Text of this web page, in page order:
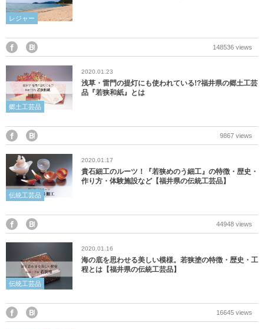
レジャー
148536 views
郷土工芸品
2020.01.23
浅草・雷門の提灯にも使われている!?福井県の郷土工芸
品『若狭和紙』とは
9867 views
伝統工芸品
2020.01.17
貴石細工のルーツ！『若狭めのう細工』の特徴・歴史・
作り方・体験施設など【福井県の伝統工芸品】
44948 views
伝統工芸品
2020.01.16
海の底を思わせる美しい模様。若狭塗の特徴・歴史・工
程とは【福井県の伝統工芸品】
16645 views
南越前町
美浜町
若狭町
福井県外